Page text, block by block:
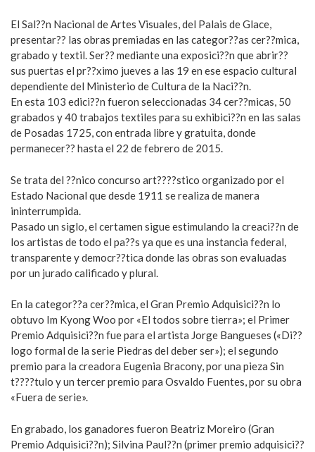
El Sal??n Nacional de Artes Visuales, del Palais de Glace,
presentar?? las obras premiadas en las categor??as cer??mica,
grabado y textil. Ser?? mediante una exposici??n que abrir??
sus puertas el pr??ximo jueves a las 19 en ese espacio cultural
dependiente del Ministerio de Cultura de la Naci??n.
En esta 103 edici??n fueron seleccionadas 34 cer??micas, 50
grabados y 40 trabajos textiles para su exhibici??n en las salas
de Posadas 1725, con entrada libre y gratuita, donde
permanecer?? hasta el 22 de febrero de 2015.
Se trata del ??nico concurso art????stico organizado por el
Estado Nacional que desde 1911 se realiza de manera
ininterrumpida.
Pasado un siglo, el certamen sigue estimulando la creaci??n de
los artistas de todo el pa??s ya que es una instancia federal,
transparente y democr??tica donde las obras son evaluadas
por un jurado calificado y plural.
En la categor??a cer??mica, el Gran Premio Adquisici??n lo
obtuvo Im Kyong Woo por «El todos sobre tierra»; el Primer
Premio Adquisici??n fue para el artista Jorge Bangueses («Di??
logo formal de la serie Piedras del deber ser»); el segundo
premio para la creadora Eugenia Bracony, por una pieza Sin
t????tulo y un tercer premio para Osvaldo Fuentes, por su obra
«Fuera de serie».
En grabado, los ganadores fueron Beatriz Moreiro (Gran
Premio Adquisici??n); Silvina Paul??n (primer premio adquisici??